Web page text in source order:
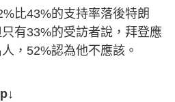
比43%的支持率落後特朗
有33%的受訪者說，拜登應
，52%認為他不應該。